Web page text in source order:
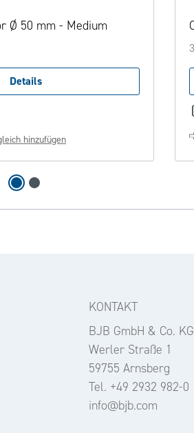
Ø 50 mm - Medium
Details
hinzufügen
KONTAKT
BJB GmbH & Co. KG
Werler Straße 1
59755 Arnsberg
Tel. +49 2932 982-0
info@bjb.com